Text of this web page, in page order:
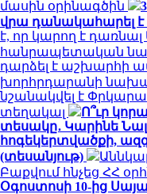
մասին օրինագծին
վրա դանակահարել է
է, որ կարող է
հանրապետական
դարձել է աշխարհի
խորհրդարանի
նշանակվել է
տեղակալ
Ո՞ւր
տեսակը․ Կարինե
հոգեկերտվածքի,
(տեսանյութ)
Բաքվում հնչեց ՀՀ
Օգոստոսի 10-ից